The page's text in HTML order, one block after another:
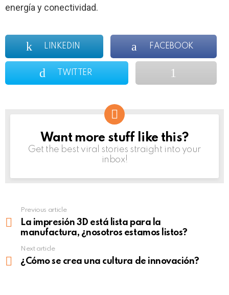
energía y conectividad.
LINKEDIN FACEBOOK
TWITTER
NEWSLETTER
Want more stuff like this?
Get the best viral stories straight into your
inbox!
more
Previous article
La impresión 3D está lista para la
manufactura, ¿nosotros estamos listos?
Next article
¿Cómo se crea una cultura de innovación?